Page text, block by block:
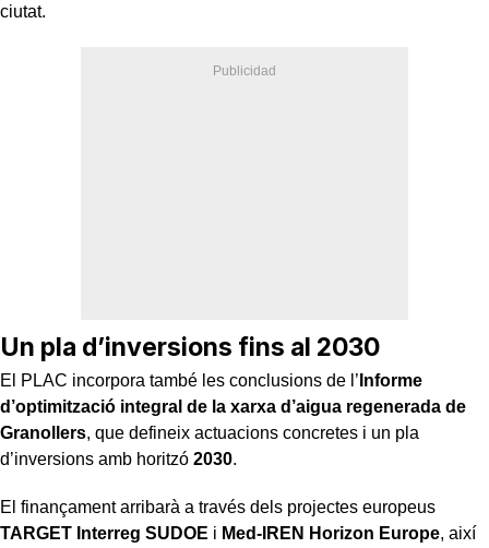
ciutat.
Un pla d’inversions fins al 2030
El PLAC incorpora també les conclusions de l’ Informe
d’optimització integral de la xarxa d’aigua regenerada de
Granollers, que defineix actuacions concretes i un pla
d’inversions amb horitzó 2030.
El finançament arribarà a través dels projectes europeus
TARGET Interreg SUDOE i Med-IREN Horizon Europe, així